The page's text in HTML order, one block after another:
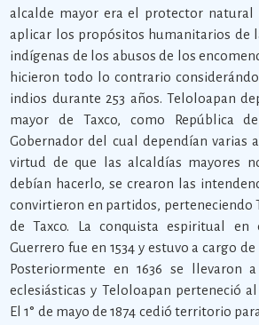
alcalde mayor era el protector natural
aplicar los propósitos humanitarios de
indígenas de los abusos de los
hicieron todo lo contrario
indios durante 253 años. Teloloapan
mayor de Taxco, como República
Gobernador del cual dependían varias
virtud de que las alcaldías mayores
debían hacerlo, se crearon las
convirtieron en partidos, perteneciendo
de Taxco. La conquista espiritual
Guerrero fue en 1534 y estuvo a cargo
Posteriormente en 1636 se llevaron
eclesiásticas y Teloloapan perteneció
El 1° de mayo de 1874 cedió territorio